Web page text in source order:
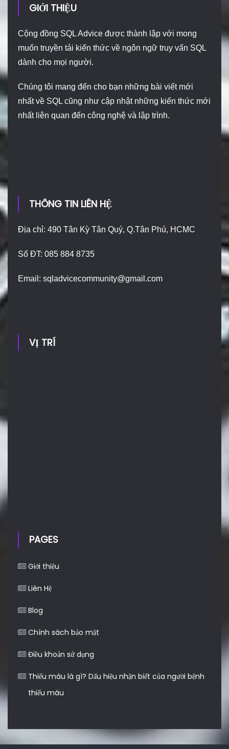
GIỚI THIỆU
Cộng đồng SQL Advice được thành lập với mong
muốn truyền tải kiến thức về ngôn ngữ truy vấn SQL
dành cho mọi người.
Chúng tôi mang đến cho bạn những bài viết mới
nhất về SQL cũng như cập nhật những kiến thức mới
nhất liên quan đến công nghệ và lập trình.
THÔNG TIN LIÊN HỆ
Địa chỉ: 490 Tân Kỳ Tân Quý, Q.Tân Phú, HCMC
Số ĐT: 085 884 8735
Email:sqladvicecommunity@gmail.com
VỊ TRÍ
PAGES
Giới thiệu
Liên Hệ
Blog
Chính sách bảo mật
Điều khoản sử dụng
Thiếu máu là gì? Dấu hiệu nhận biết của người bệnh
thiếu máu